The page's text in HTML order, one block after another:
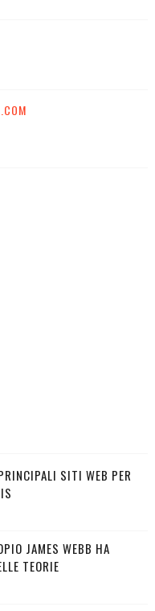
SITI WEB PER
JAMES WEBB HA
TEORIE